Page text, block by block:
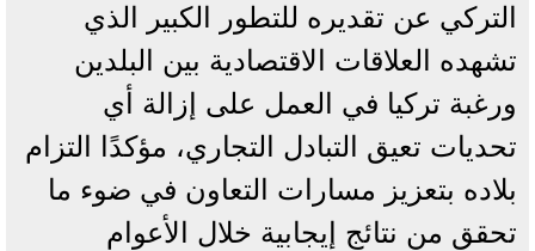
التركي عن تقديره للتطور الكبير الذي
تشهده العلاقات الاقتصادية بين البلدين
ورغبة تركيا في العمل على إزالة أي
تحديات تعيق التبادل التجاري، مؤكدًا التزام
بلاده بتعزيز مسارات التعاون في ضوء ما
تحقق من نتائج إيجابية خلال الأعوام